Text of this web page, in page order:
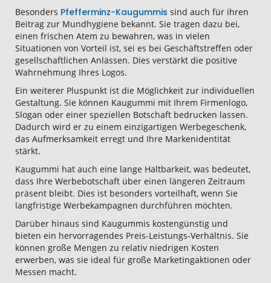
Besonders Pfefferminz-Kaugummis sind auch für ihren
Beitrag zur Mundhygiene bekannt. Sie tragen dazu bei,
einen frischen Atem zu bewahren, was in vielen
Situationen von Vorteil ist, sei es bei Geschäftstreffen oder
gesellschaftlichen Anlässen. Dies verstärkt die positive
Wahrnehmung Ihres Logos.
Ein weiterer Pluspunkt ist die Möglichkeit zur individuellen
Gestaltung. Sie können Kaugummi mit Ihrem Firmenlogo,
Slogan oder einer speziellen Botschaft bedrucken lassen.
Dadurch wird er zu einem einzigartigen Werbegeschenk,
das Aufmerksamkeit erregt und Ihre Markenidentität
stärkt.
Kaugummi hat auch eine lange Haltbarkeit, was bedeutet,
dass Ihre Werbebotschaft über einen längeren Zeitraum
präsent bleibt. Dies ist besonders vorteilhaft, wenn Sie
langfristige Werbekampagnen durchführen möchten.
Darüber hinaus sind Kaugummis kostengünstig und
bieten ein hervorragendes Preis-Leistungs-Verhältnis. Sie
können große Mengen zu relativ niedrigen Kosten
erwerben, was sie ideal für große Marketingaktionen oder
Messen macht.